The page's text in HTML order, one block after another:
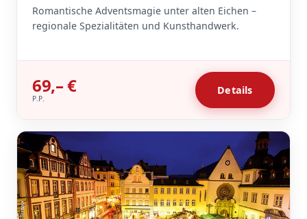
Romantische Adventsmagie unter alten Eichen –
regionale Spezialitäten und Kunsthandwerk.
69,– €
P.P.
Details